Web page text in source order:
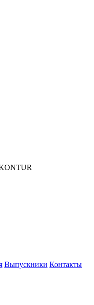
Выпускники Контакты